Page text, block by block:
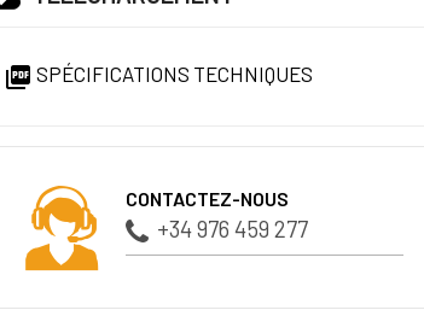
 SPÉCIFICATIONS TECHNIQUES
CONTACTEZ-NOUS
+34 976 459 277